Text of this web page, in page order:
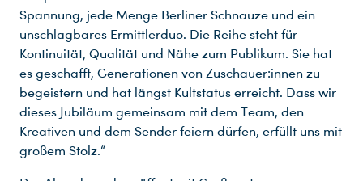
Spannung, jede Menge Berliner Schnauze und ein
unschlagbares Ermittlerduo. Die Reihe steht für
Kontinuität, Qualität und Nähe zum Publikum. Sie hat
es geschafft, Generationen von Zuschauer:innen zu
begeistern und hat längst Kultstatus erreicht. Dass wir
dieses Jubiläum gemeinsam mit dem Team, den
Kreativen und dem Sender feiern dürfen, erfüllt uns mit
großem Stolz.“